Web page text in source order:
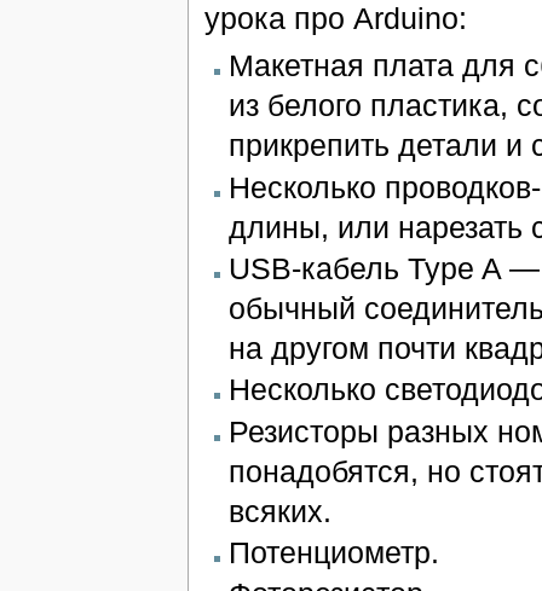
урока про Arduino:
Макетная плата для
из белого пластика,
прикрепить детали и
Несколько
длины, или нарезать
USB-кабель Type A
обычный
на другом почти
Несколько
Резисторы разных
понадобятся, но
всяких.
Потенциометр.